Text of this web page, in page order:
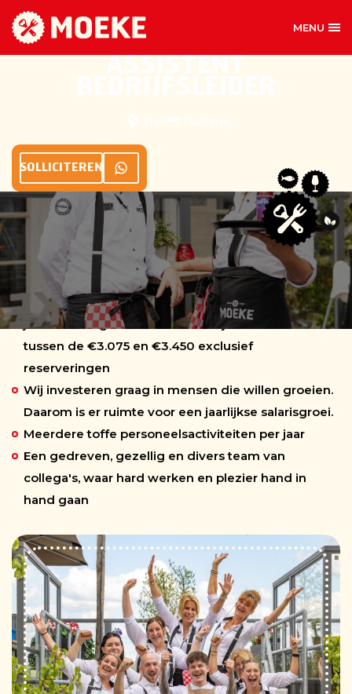
MENU
MOEKE TIEL
MOEKE RHENEN
SOLLICITEREN
UITGELICHT
Een aantrekkelijk bruto maandsalaris passend bij
jouw ervaring en verantwoordelijkheden veelal
tussen de €3.075 en €3.450 exclusief
reserveringen
Wij investeren graag in mensen die willen groeien.
Daarom is er ruimte voor een jaarlijkse salarisgroei.
Meerdere toffe personeelsactiviteiten per jaar
Een gedreven, gezellig en divers team van
collega's, waar hard werken en plezier hand in
hand gaan